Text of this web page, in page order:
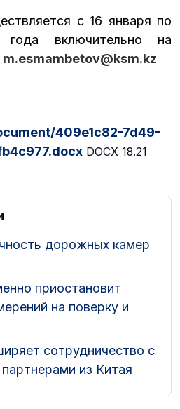
с 16 января по
включительно на
m.esmambetov@ksm.kz
409e1c82-7d49-
DOCX 18.21
дорожных камер
приостановит
на поверку и
сотрудничество с
из Китая